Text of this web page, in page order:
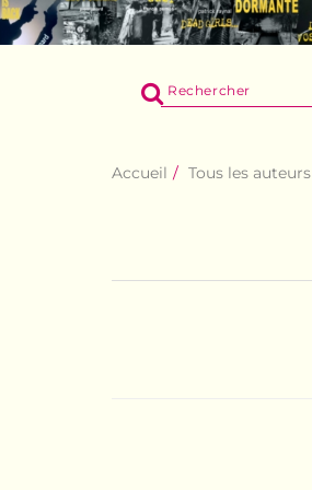
RECHERCHER
SUR
Accueil Tous les auteurs